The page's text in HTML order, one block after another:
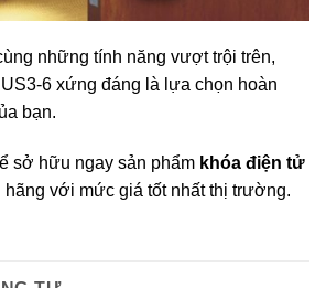
những tính năng vượt trội trên,
6 xứng đáng là lựa chọn hoàn
bạn.
sở hữu ngay sản phẩm khóa điện tử
hãng với mức giá tốt nhất thị trường.